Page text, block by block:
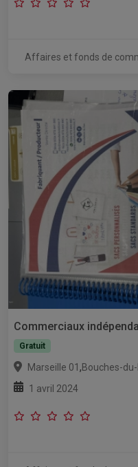
Affaires et fonds de
Commerciaux
Gratuit
Marseille 01 ,Bouches-
1 avril 2024